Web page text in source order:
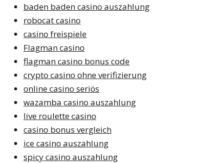
baden baden casino auszahlung
robocat casino
casino freispiele
Flagman casino
flagman casino bonus code
crypto casino ohne verifizierung
online casino seriös
wazamba casino auszahlung
live roulette casino
casino bonus vergleich
ice casino auszahlung
spicy casino auszahlung